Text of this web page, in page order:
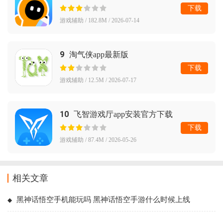
游戏辅助 / 182.8M / 2026-07-14
下载
9 淘气侠app最新版
游戏辅助 / 12.5M / 2026-07-17
下载
10 飞智游戏厅app安装官方下载
游戏辅助 / 87.4M / 2026-05-26
下载
相关文章
黑神话悟空手机能玩吗 黑神话悟空手游什么时候上线